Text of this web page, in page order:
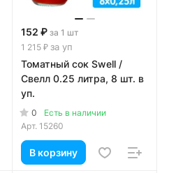
152 ₽ за 1 шт
1 215 ₽ за уп
Томатный сок Swell /
Свелл 0.25 литра, 8 шт. в
уп.
0
Есть в наличии
Арт. 15260
В корзину